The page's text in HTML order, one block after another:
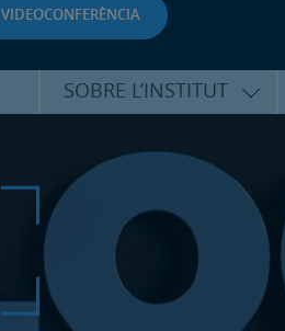
VIDEOCONFERÈNCIA
SOBRE L’INSTITUT
ALFARO
ATENCIÓ PERSONALITZADA
UNITAT DE SUPORT
PSICOLÒGIC
SERVEIS INTERNACIONALS